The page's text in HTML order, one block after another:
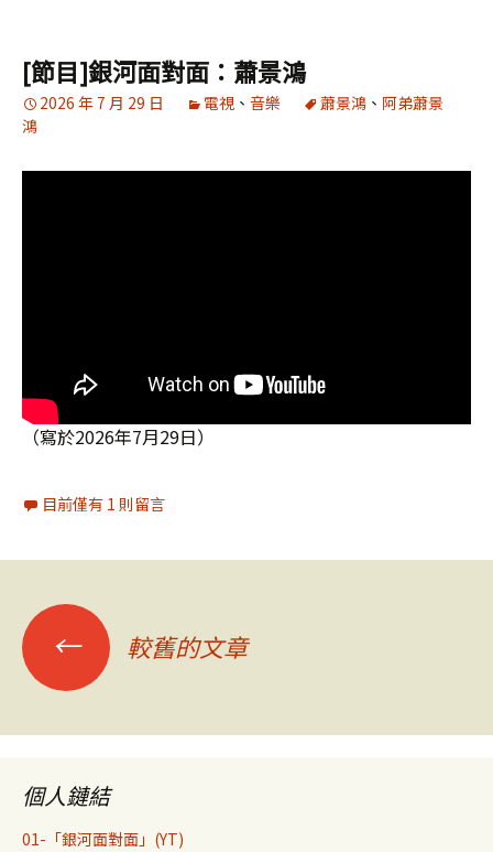
[節目]銀河面對面：蕭景鴻
2026 年 7 月 29 日 電視 、 音樂 蕭景鴻 、 阿弟蕭景
鴻
（寫於2026年7月29日）
目前僅有 1 則留言
文
章
導
← 較舊的文章
個人鏈結
01-「銀河面對面」(YT)